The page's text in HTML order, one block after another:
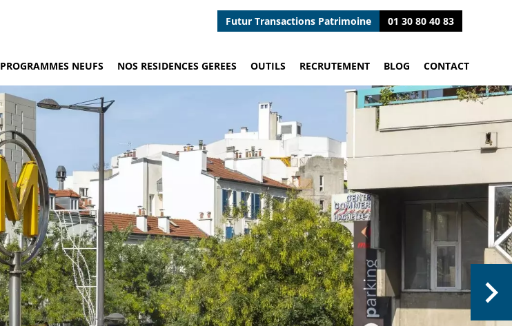
Futur Transactions Patrimoine 01 30 80 40 83
PROGRAMMES NEUFS NOS RESIDENCES GEREES OUTILS RECRUTEMENT BLOG CONTACT